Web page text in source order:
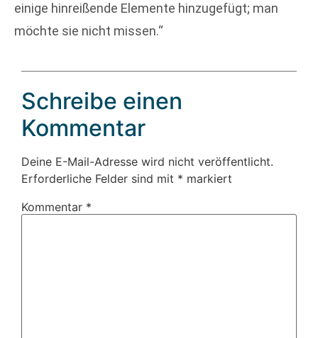
einige hinreißende Elemente hinzugefügt; man
möchte sie nicht missen.“
Schreibe einen
Kommentar
Deine E-Mail-Adresse wird nicht veröffentlicht.
Erforderliche Felder sind mit * markiert
Kommentar *